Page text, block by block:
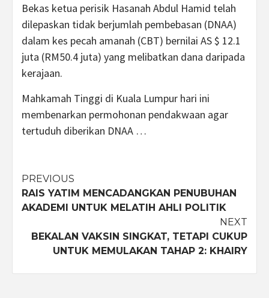
Bekas ketua perisik Hasanah Abdul Hamid telah
dilepaskan tidak berjumlah pembebasan (DNAA)
dalam kes pecah amanah (CBT) bernilai AS $ 12.1
juta (RM50.4 juta) yang melibatkan dana daripada
kerajaan.
Mahkamah Tinggi di Kuala Lumpur hari ini
membenarkan permohonan pendakwaan agar
tertuduh diberikan DNAA …
Post
navigation
PREVIOUS
RAIS YATIM MENCADANGKAN PENUBUHAN
AKADEMI UNTUK MELATIH AHLI POLITIK
NEXT
BEKALAN VAKSIN SINGKAT, TETAPI CUKUP
UNTUK MEMULAKAN TAHAP 2: KHAIRY